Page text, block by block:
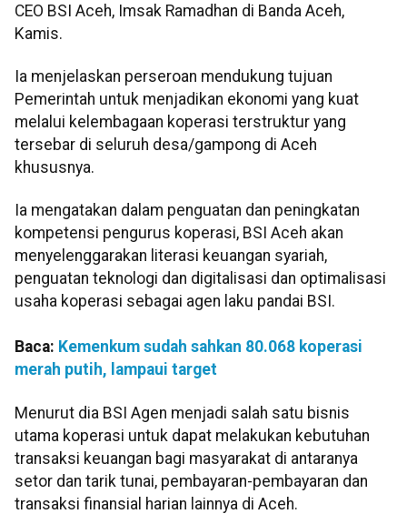
CEO BSI Aceh, Imsak Ramadhan di Banda Aceh,
Kamis.
Ia menjelaskan perseroan mendukung tujuan
Pemerintah untuk menjadikan ekonomi yang kuat
melalui kelembagaan koperasi terstruktur yang
tersebar di seluruh desa/gampong di Aceh
khususnya.
Ia mengatakan dalam penguatan dan peningkatan
kompetensi pengurus koperasi, BSI Aceh akan
menyelenggarakan literasi keuangan syariah,
penguatan teknologi dan digitalisasi dan optimalisasi
usaha koperasi sebagai agen laku pandai BSI.
Baca: Kemenkum sudah sahkan 80.068 koperasi
merah putih, lampaui target
Menurut dia BSI Agen menjadi salah satu bisnis
utama koperasi untuk dapat melakukan kebutuhan
transaksi keuangan bagi masyarakat di antaranya
setor dan tarik tunai, pembayaran-pembayaran dan
transaksi finansial harian lainnya di Aceh.